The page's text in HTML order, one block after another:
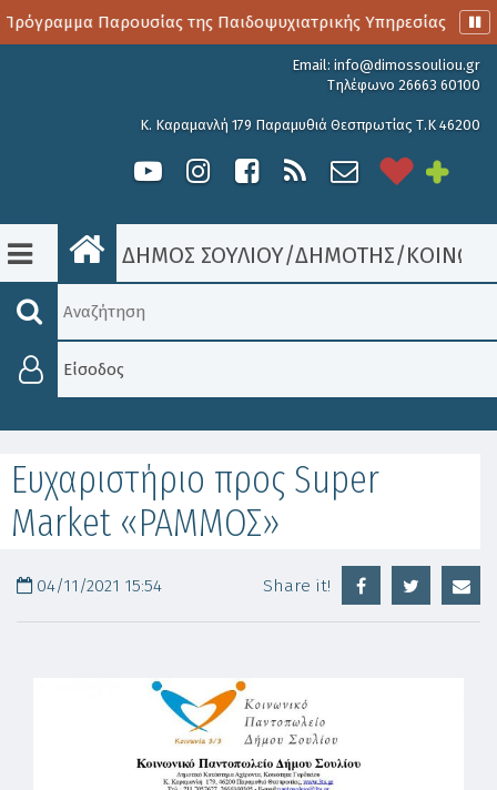
Παρουσίας της Παιδοψυχιατρικής Υπηρεσίας
Email: info@dimossouliou.gr
Τηλέφωνο 26663 60100
Κ. Καραμανλή 179 Παραμυθιά Θεσπρωτίας Τ.Κ 46200
ΔΗΜΟΣ ΣΟΥΛΙΟΥ/ΔΗΜΟΤΗΣ/
Είσοδος
Ευχαριστήριο προς Super
Market «ΡΑΜΜΟΣ»
04/11/2021 15:54 Share it!